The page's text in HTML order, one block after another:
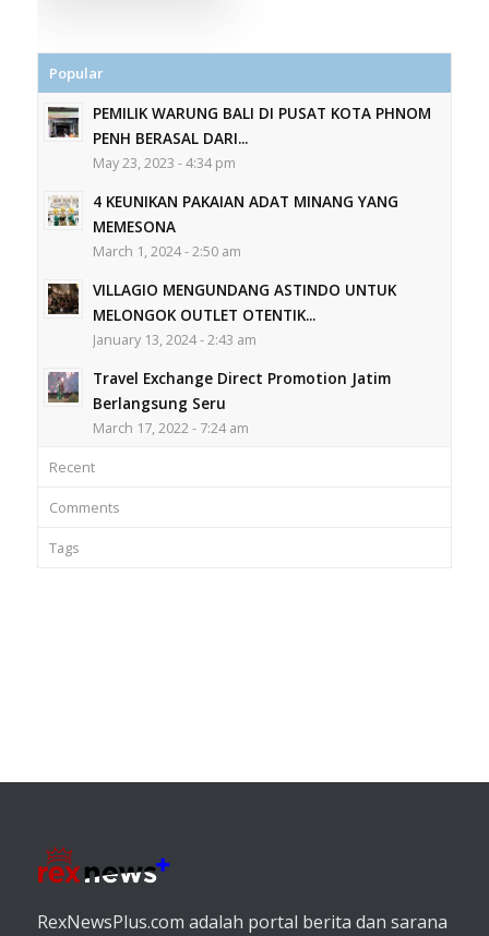
Popular
PEMILIK WARUNG BALI DI PUSAT KOTA PHNOM
PENH BERASAL DARI...
May 23, 2023 - 4:34 pm
4 KEUNIKAN PAKAIAN ADAT MINANG YANG
MEMESONA
March 1, 2024 - 2:50 am
VILLAGIO MENGUNDANG ASTINDO UNTUK
MELONGOK OUTLET OTENTIK...
January 13, 2024 - 2:43 am
Travel Exchange Direct Promotion Jatim
Berlangsung Seru
March 17, 2022 - 7:24 am
Recent
Comments
Tags
RexNewsPlus.com adalah portal berita dan sarana